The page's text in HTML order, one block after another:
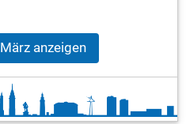
anzeigen